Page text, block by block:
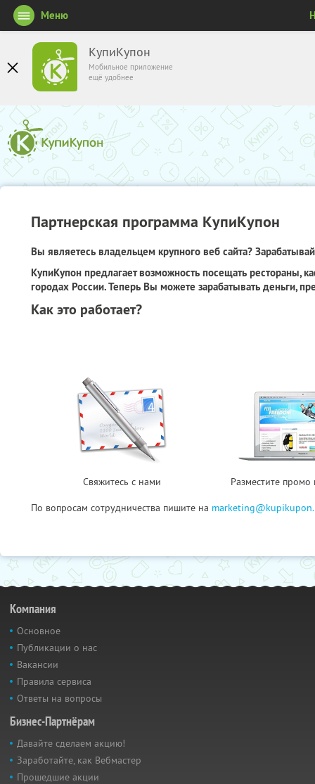
КупиКупон
Мобильное приложение
ещё удобнее
Меню
Партнерская программа КупиКупон
Вы являетесь владельцем крупного веб сайта?
КупиКупон предлагает возможность посещать рестораны,
городах России. Теперь Вы можете зарабатывать деньги,
Как это работает?
Свяжитесь с нами Разместите
По вопросам сотрудничества пишите на
Компания
Основное
Публикации о нас
Вакансии
Правила сервиса
Ответы на вопросы
Бизнес-Партнёрам
Давайте сделаем акцию!
Заработайте, как Вебмастер
Прошедшие акции